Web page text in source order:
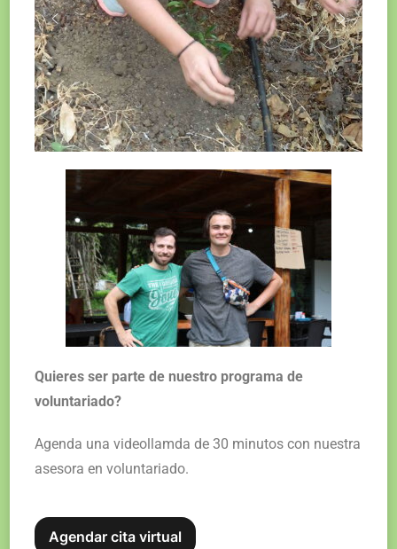
Quieres ser parte de nuestro programa de
voluntariado?
Agenda una videollamda de 30 minutos con nuestra
asesora en voluntariado.
Agendar cita virtual